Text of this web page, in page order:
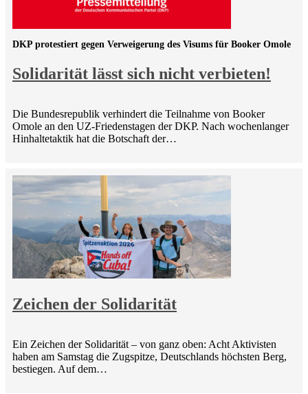
Solidarität lässt sich nicht verbieten!
DKP protestiert gegen Verweigerung des Visums für Booker Omole
Die Bundesrepublik verhindert die Teilnahme von Booker
Omole an den UZ-Friedenstagen der DKP. Nach wochenlanger
Hinhaltetaktik hat die Botschaft der…
Zeichen der Solidarität
Ein Zeichen der Solidarität – von ganz oben: Acht Aktivisten
haben am Samstag die Zugspitze, Deutschlands höchsten Berg,
bestiegen. Auf dem…